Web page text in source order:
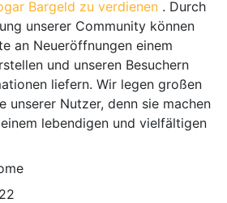
Bargeld zu verdienen . Durch
unserer Community können
an Neueröffnungen einem
und unseren Besuchern
liefern. Wir legen großen
unserer Nutzer, denn sie machen
lebendigen und vielfältigen